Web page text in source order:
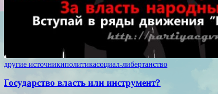
другие источникиполитикасоциал-либертанство
Государство власть или инструмент?